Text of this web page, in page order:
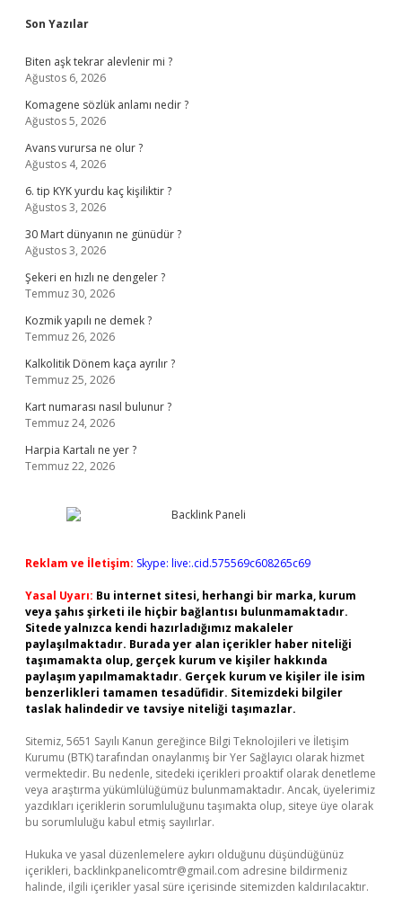
Sidebar
Son Yazılar
Biten aşk tekrar alevlenir mi ?
Ağustos 6, 2026
Komagene sözlük anlamı nedir ?
Ağustos 5, 2026
Avans vurursa ne olur ?
Ağustos 4, 2026
6. tip KYK yurdu kaç kişiliktir ?
Ağustos 3, 2026
30 Mart dünyanın ne günüdür ?
Ağustos 3, 2026
Şekeri en hızlı ne dengeler ?
Temmuz 30, 2026
Kozmik yapılı ne demek ?
Temmuz 26, 2026
Kalkolitik Dönem kaça ayrılır ?
Temmuz 25, 2026
Kart numarası nasıl bulunur ?
Temmuz 24, 2026
Harpia Kartalı ne yer ?
Temmuz 22, 2026
Reklam ve İletişim: Skype: live:.cid.575569c608265c69
Yasal Uyarı: Bu internet sitesi, herhangi bir marka, kurum
veya şahıs şirketi ile hiçbir bağlantısı bulunmamaktadır.
Sitede yalnızca kendi hazırladığımız makaleler
paylaşılmaktadır. Burada yer alan içerikler haber niteliği
taşımamakta olup, gerçek kurum ve kişiler hakkında
paylaşım yapılmamaktadır. Gerçek kurum ve kişiler ile isim
benzerlikleri tamamen tesadüfidir. Sitemizdeki bilgiler
taslak halindedir ve tavsiye niteliği taşımazlar.
Sitemiz, 5651 Sayılı Kanun gereğince Bilgi Teknolojileri ve İletişim
Kurumu (BTK) tarafından onaylanmış bir Yer Sağlayıcı olarak hizmet
vermektedir. Bu nedenle, sitedeki içerikleri proaktif olarak denetleme
veya araştırma yükümlülüğümüz bulunmamaktadır. Ancak, üyelerimiz
yazdıkları içeriklerin sorumluluğunu taşımakta olup, siteye üye olarak
bu sorumluluğu kabul etmiş sayılırlar.
Hukuka ve yasal düzenlemelere aykırı olduğunu düşündüğünüz
içerikleri, backlinkpanelicomtr@gmail.com adresine bildirmeniz
halinde, ilgili içerikler yasal süre içerisinde sitemizden kaldırılacaktır.